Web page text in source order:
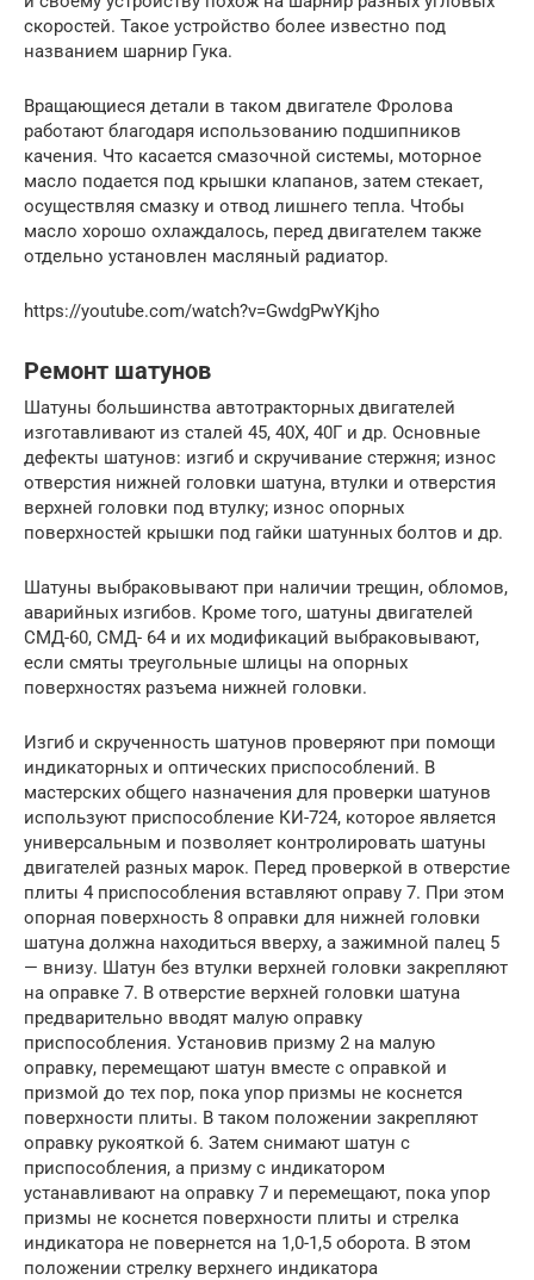
скоростей. Такое устройство более известно под
названием шарнир Гука.
Вращающиеся детали в таком двигателе Фролова
работают благодаря использованию подшипников
качения. Что касается смазочной системы, моторное
масло подается под крышки клапанов, затем стекает,
осуществляя смазку и отвод лишнего тепла. Чтобы
масло хорошо охлаждалось, перед двигателем также
отдельно установлен масляный радиатор.
https://youtube.com/watch?v=GwdgPwYKjho
Ремонт шатунов
Шатуны большинства автотракторных двигателей
изготавливают из сталей 45, 40Х, 40Г и др. Основные
дефекты шатунов: изгиб и скручивание стержня; износ
отверстия нижней головки шатуна, втулки и отверстия
верхней головки под втулку; износ опорных
поверхностей крышки под гайки шатунных болтов и др.
Шатуны выбраковывают при наличии трещин, обломов,
аварийных изгибов. Кроме того, шатуны двигателей
СМД-60, СМД- 64 и их модификаций выбраковывают,
если смяты треугольные шлицы на опорных
поверхностях разъема нижней головки.
Изгиб и скрученность шатунов проверяют при помощи
индикаторных и оптических приспособлений. В
мастерских общего назначения для проверки шатунов
используют приспособление КИ-724, которое является
универсальным и позволяет контролировать шатуны
двигателей разных марок. Перед проверкой в отверстие
плиты 4 приспособления вставляют оправу 7. При этом
опорная поверхность 8 оправки для нижней головки
шатуна должна находиться вверху, а зажимной палец 5
— внизу. Шатун без втулки верхней головки закрепляют
на оправке 7. В отверстие верхней головки шатуна
предварительно вводят малую оправку
приспособления. Установив призму 2 на малую
оправку, перемещают шатун вместе с оправкой и
призмой до тех пор, пока упор призмы не коснется
поверхности плиты. В таком положении закрепляют
оправку рукояткой 6. Затем снимают шатун с
приспособления, а призму с индикатором
устанавливают на оправку 7 и перемещают, пока упор
призмы не коснется поверхности плиты и стрелка
индикатора не повернется на 1,0-1,5 оборота. В этом
положении стрелку верхнего индикатора